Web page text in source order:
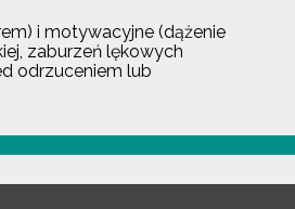
i motywacyjne (dążenie
zaburzeń lękowych
odrzuceniem lub